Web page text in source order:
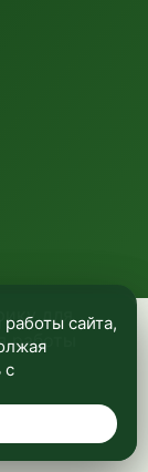
длясайта,
с